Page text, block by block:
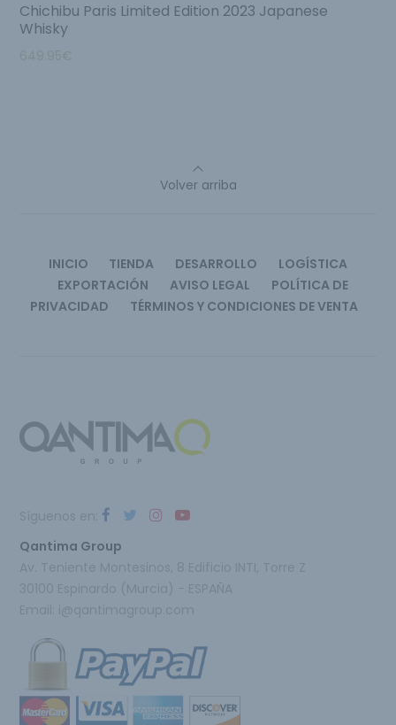
Chichibu Paris Limited Edition 2023 Japanese
Whisky
649.95€
Volver arriba
INICIO TIENDA DESARROLLO
LOGÍSTICA
EXPORTACIÓN
AVISO LEGAL
POLÍTICA DE
PRIVACIDAD
TÉRMINOS Y CONDICIONES DE VENTA
Qantima Group